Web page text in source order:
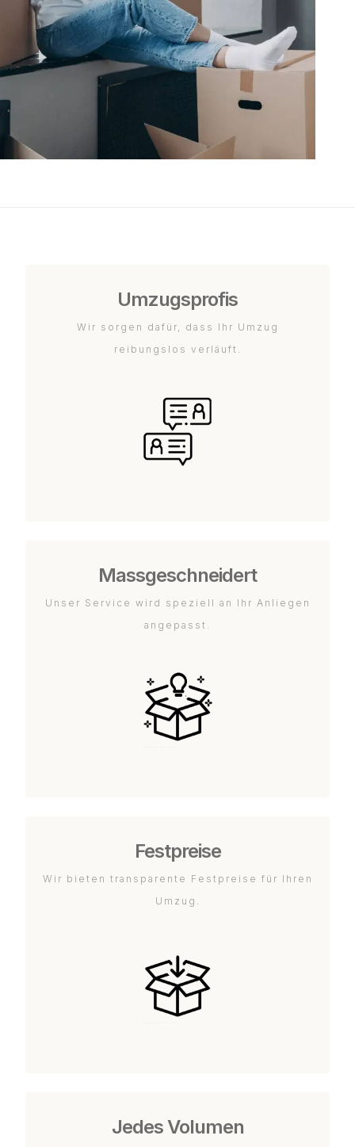
Umzugsprofis
Wir sorgen dafür, dass Ihr Umzug
reibungslos verläuft.
Massgeschneidert
Unser Service wird speziell an Ihr Anliegen
angepasst.
Festpreise
Wir bieten transparente Festpreise für Ihren
Umzug.
Jedes Volumen